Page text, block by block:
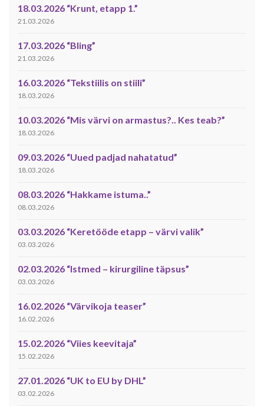
18.03.2026 “Krunt, etapp 1.”
21.03.2026
17.03.2026 “Bling”
21.03.2026
16.03.2026 “Tekstiilis on stiili”
18.03.2026
10.03.2026 “Mis värvi on armastus?.. Kes teab?”
18.03.2026
09.03.2026 “Uued padjad nahatatud”
18.03.2026
08.03.2026 “Hakkame istuma..”
08.03.2026
03.03.2026 “Keretööde etapp – värvi valik”
03.03.2026
02.03.2026 “Istmed – kirurgiline täpsus”
03.03.2026
16.02.2026 “Värvikoja teaser”
16.02.2026
15.02.2026 “Viies keevitaja”
15.02.2026
27.01.2026 “UK to EU by DHL”
03.02.2026